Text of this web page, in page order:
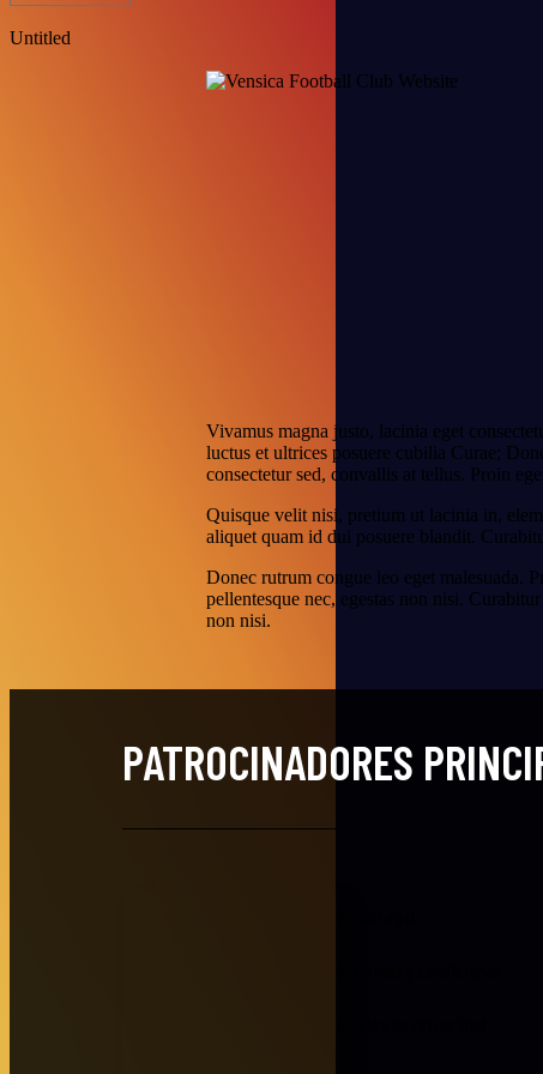
Untitled
Vivamus magna justo, lacinia eget
luctus et ultrices posuere cubilia Curae;
consectetur sed, convallis at tellus. Proin
Quisque velit nisi, pretium ut lacinia in,
aliquet quam id dui posuere blandit.
Donec rutrum congue leo eget malesuada.
pellentesque nec, egestas non nisi.
non nisi.
PATROCINADORES